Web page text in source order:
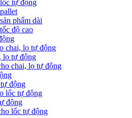
tự động
phẩm dài
độ cao
chai, lọ tự động
lọ tự động
chai, lọ tự động
động
lốc tự động
động
lốc tự động